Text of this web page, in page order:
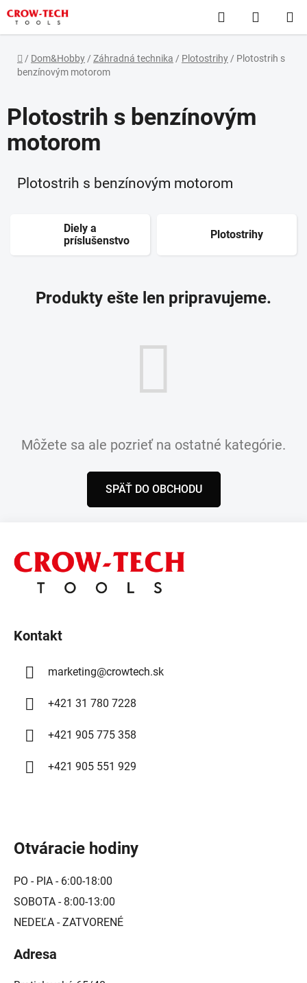
Prejsť
na
obsah
Hľadať
KOŠÍK
Domov
/ Dom&Hobby / Záhradná technika / Plotostrihy / Plotostrih s
benzínovým motorom
Plotostrih s benzínovým
motorom
Plotostrih s benzínovým motorom
Diely a
príslušenstvo
Plotostrihy
Produkty ešte len pripravujeme.
Môžete sa ale pozrieť na ostatné kategórie.
SPÄŤ DO OBCHODU
Kontakt
marketing@crowtech.sk
+421 31 780 7228
+421 905 775 358
+421 905 551 929
Otváracie hodiny
PO - PIA - 6:00-18:00
SOBOTA - 8:00-13:00
NEDEĽA - ZATVORENÉ
Adresa